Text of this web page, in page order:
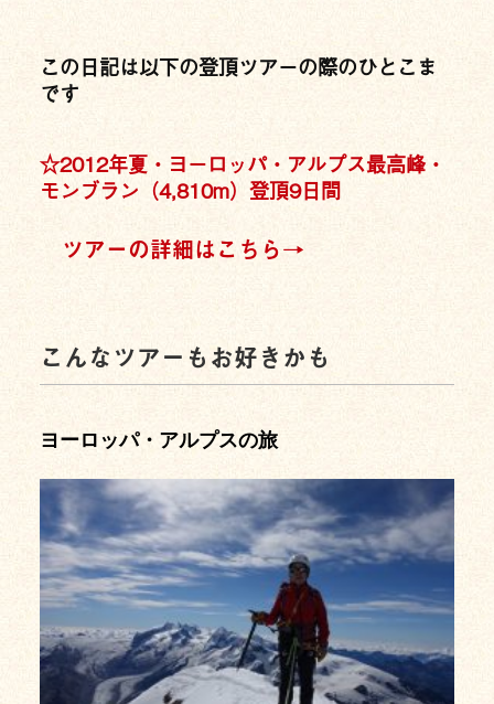
この日記は以下の登頂ツアーの際のひとこま
です
☆2012年夏・ヨーロッパ・アルプス最高峰・
モンブラン（4,810m）登頂9日間
ツアーの詳細はこちら→
こんなツアーもお好きかも
ヨーロッパ・アルプスの旅